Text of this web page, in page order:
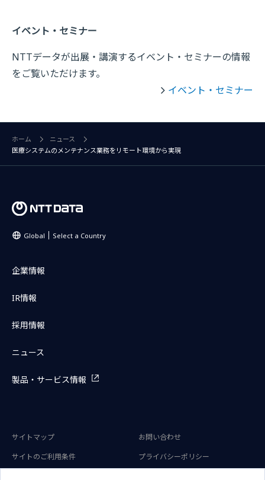
イベント・セミナー
NTTデータが出展・講演するイベント・セミナーの情報
をご覧いただけます。
イベント・セミナー
ホーム
ニュース
医療システムのメンテナンス業務をリモート環境から実現
Global Select a Country
企業情報
IR情報
採用情報
ニュース
製品・サービス情報
サイトマップ
お問い合わせ
サイトのご利用条件
プライバシーポリシー